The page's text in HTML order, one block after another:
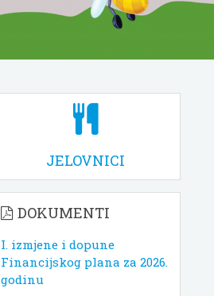
JELOVNICI
DOKUMENTI
I. izmjene i dopune
Financijskog plana za 2026.
godinu